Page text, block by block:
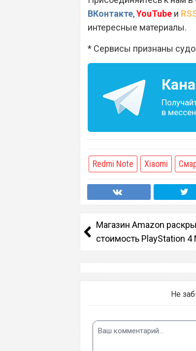
ВКонтакте,YouTube и
интересные материалы.
* Сервисы признаны
в
Redmi Note Xiaomi
Магазин Amazon
стоимость PlayStation 4
Не